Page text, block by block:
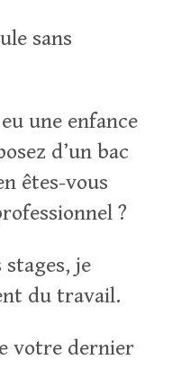
sans
une enfance
d’un bac
êtes-vous
?
je
du travail.
votre dernier